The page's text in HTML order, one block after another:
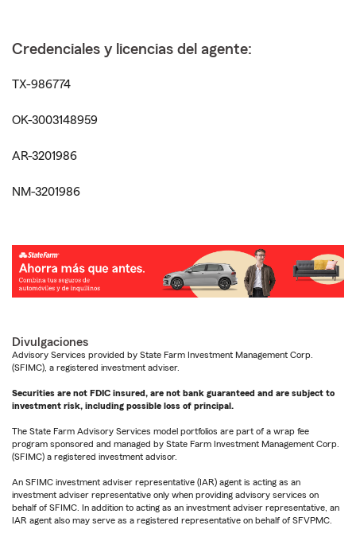
Credenciales y licencias del agente:
TX-986774
OK-3003148959
AR-3201986
NM-3201986
Divulgaciones
Advisory Services provided by State Farm Investment Management Corp.
(SFIMC), a registered investment adviser.
Securities are not FDIC insured, are not bank guaranteed and are subject to
investment risk, including possible loss of principal.
The State Farm Advisory Services model portfolios are part of a wrap fee
program sponsored and managed by State Farm Investment Management Corp.
(SFIMC) a registered investment advisor.
An SFIMC investment adviser representative (IAR) agent is acting as an
investment adviser representative only when providing advisory services on
behalf of SFIMC. In addition to acting as an investment adviser representative, an
IAR agent also may serve as a registered representative on behalf of SFVPMC.